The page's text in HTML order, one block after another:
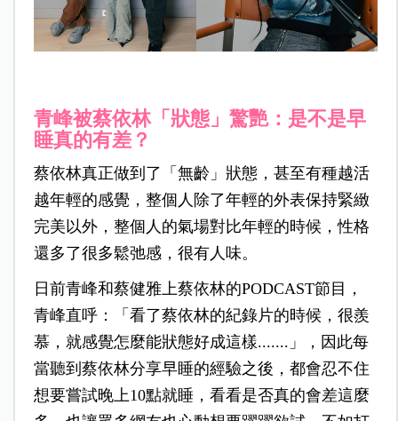
青峰被蔡依林「狀態」驚艷：是不是早
睡真的有差？
蔡依林真正做到了「無齡」狀態，甚至有種越活
越年輕的感覺，整個人除了年輕的外表保持緊緻
完美以外，整個人的氣場對比年輕的時候，性格
還多了很多鬆弛感，很有人味。
日前青峰和蔡健雅上蔡依林的PODCAST節目，
青峰直呼：「看了蔡依林的紀錄片的時候，很羨
慕，就感覺怎麼能狀態好成這樣.......」，因此每
當聽到蔡依林分享早睡的經驗之後，都會忍不住
想要嘗試晚上10點就睡，看看是否真的會差這麼